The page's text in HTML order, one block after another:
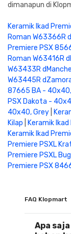
dimanapun di
Keramik Ikad
Roman W63366R
Premiere PSX
Roman W63416R
W63433R
W63445R
87665 BA -
PSX Dakota -
40x40, Grey
Kilap
Keramik
Keramik Ikad
Premiere PSXL
Premiere PSXL
Premiere PSX
FAQ Klopmart
Apa